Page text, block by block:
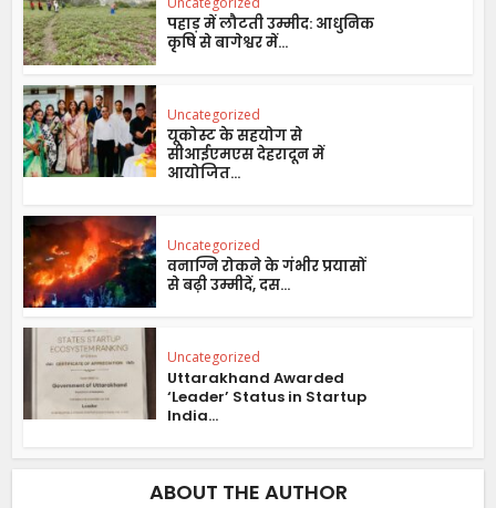
पहाड़ में लौटती उम्मीद: आधुनिक
कृषि से बागेश्वर में...
Uncategorized
यूकोस्ट के सहयोग से
सीआईएमएस देहरादून में
आयोजित...
Uncategorized
वनाग्नि रोकने के गंभीर प्रयासों
से बढ़ी उम्मीदें, दस...
Uncategorized
Uttarakhand Awarded
‘Leader’ Status in Startup
India...
ABOUT THE AUTHOR